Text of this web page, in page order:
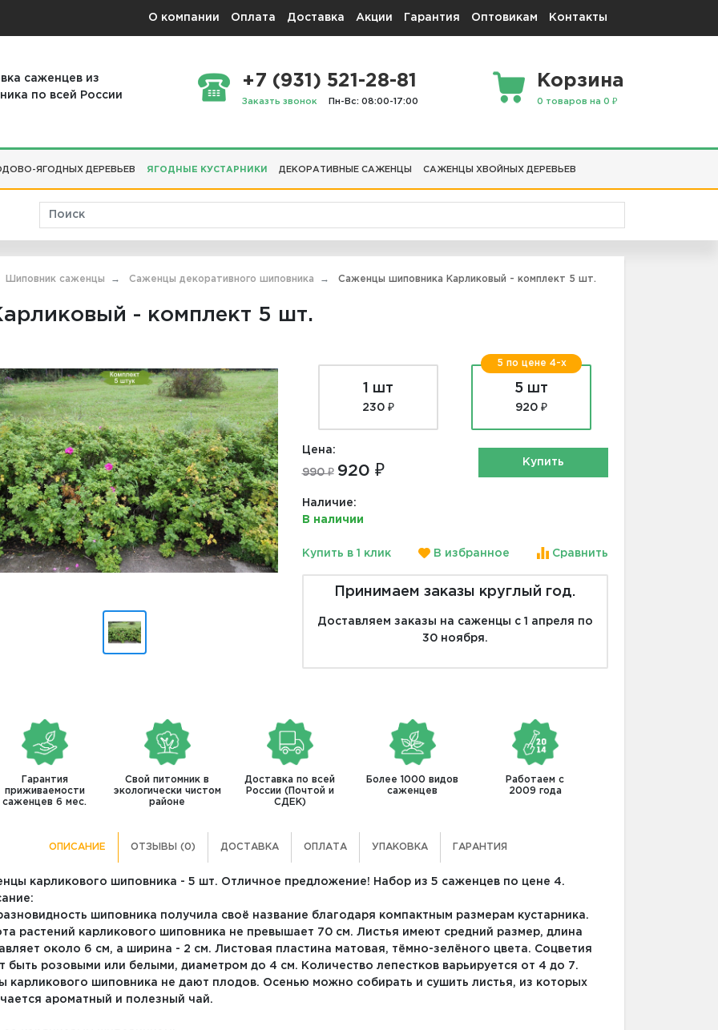
О компании Оплата Доставка Акции Гарантия Оптовикам Контакты
саженцев из
по всей России
+7 (931) 521-28-81
Заказть звонок Пн-Вс: 08:00-17:00
Корзина
0 товаров на 0 ₽
ЯГОДНЫХ ДЕРЕВЬЕВ ЯГОДНЫЕ КУСТАРНИКИ ДЕКОРАТИВНЫЕ САЖЕНЦЫ САЖЕНЦЫ ХВОЙНЫХ ДЕРЕВЬЕВ
Шиповник саженцы Саженцы декоративного шиповника Саженцы шиповника Карликовый - комплект 5 шт.
- комплект 5 шт.
1 шт
230 ₽
5 по цене 4-х
5 шт
920 ₽
Цена:
990 ₽ 920 ₽
Наличие:
В наличии
Купить
Купить в 1 клик В избранное Сравнить
Принимаем заказы круглый год.
Доставляем заказы на саженцы с 1 апреля по
30 ноября.
Гарантия
приживаемости
саженцев 6 мес.
Свой питомник в
экологически чистом
районе
Доставка по всей
России (Почтой и
СДЕК)
Более 1000 видов
саженцев
Работаем с
2009 года
ОПИСАНИЕ ОТЗЫВЫ (0) ДОСТАВКА ОПЛАТА УПАКОВКА ГАРАНТИЯ
карликового шиповника - 5 шт. Отличное предложение! Набор из 5 саженцев по цене 4.
шиповника получила своё название благодаря компактным размерам кустарника.
растений карликового шиповника не превышает 70 см. Листья имеют средний размер, длина
около 6 см, а ширина - 2 см. Листовая пластина матовая, тёмно-зелёного цвета. Соцветия
быть розовыми или белыми, диаметром до 4 см. Количество лепестков варьируется от 4 до 7.
карликового шиповника не дают плодов. Осенью можно собирать и сушить листья, из которых
ароматный и полезный чай.